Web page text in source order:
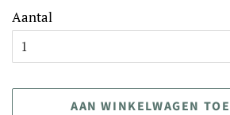
Aantal
AAN WINKELWAGEN